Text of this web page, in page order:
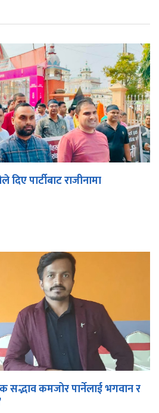
पार्टीबाट राजीनामा
सद्भाव कमजोर पार्नेलाई भगवान र